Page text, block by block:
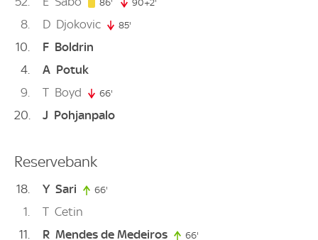
86' 90+2'
8 D Djokovic 85'
10 F Boldrin
4
A Potuk
9
T Boyd 66'
20 J Pohjanpalo
Reservebank
18 Y Sari 66'
1 T Cetin
11
R Mendes de Medeiros 66'